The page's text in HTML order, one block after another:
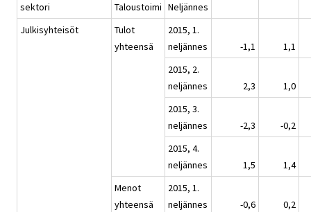
sektori
Taloustoimi Neljännes
Julkisyhteisöt
Tulot
yhteensä
2015, 1.
neljännes
-1,1
1,1
2015, 2.
neljännes
2,3
1,0
2015, 3.
neljännes
-2,3
-0,2
2015, 4.
neljännes
1,5
1,4
Menot
yhteensä
2015, 1.
neljännes
-0,6
0,2